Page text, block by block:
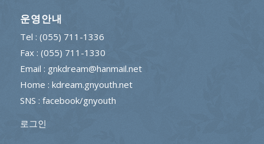
운영안내
Tel : (055) 711-1336
Fax : (055) 711-1330
Email : gnkdream@hanmail.net
Home : kdream.gnyouth.net
SNS : facebook/gnyouth
로그인